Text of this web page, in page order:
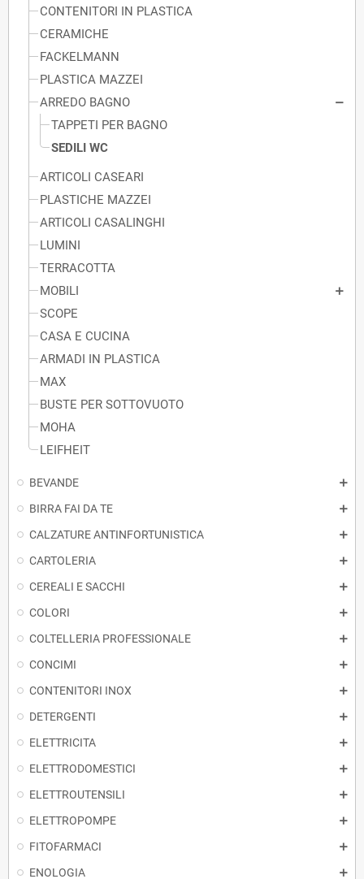
CONTENITORI IN PLASTICA
CERAMICHE
FACKELMANN
PLASTICA MAZZEI
ARREDO BAGNO
TAPPETI PER BAGNO
SEDILI WC
ARTICOLI CASEARI
PLASTICHE MAZZEI
ARTICOLI CASALINGHI
LUMINI
TERRACOTTA
MOBILI
SCOPE
CASA E CUCINA
ARMADI IN PLASTICA
MAX
BUSTE PER SOTTOVUOTO
MOHA
LEIFHEIT
BEVANDE
BIRRA FAI DA TE
CALZATURE ANTINFORTUNISTICA
CARTOLERIA
CEREALI E SACCHI
COLORI
COLTELLERIA PROFESSIONALE
CONCIMI
CONTENITORI INOX
DETERGENTI
ELETTRICITA
ELETTRODOMESTICI
ELETTROUTENSILI
ELETTROPOMPE
FITOFARMACI
ENOLOGIA